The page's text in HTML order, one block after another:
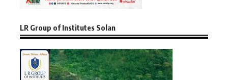
LR Group of Institutes Solan